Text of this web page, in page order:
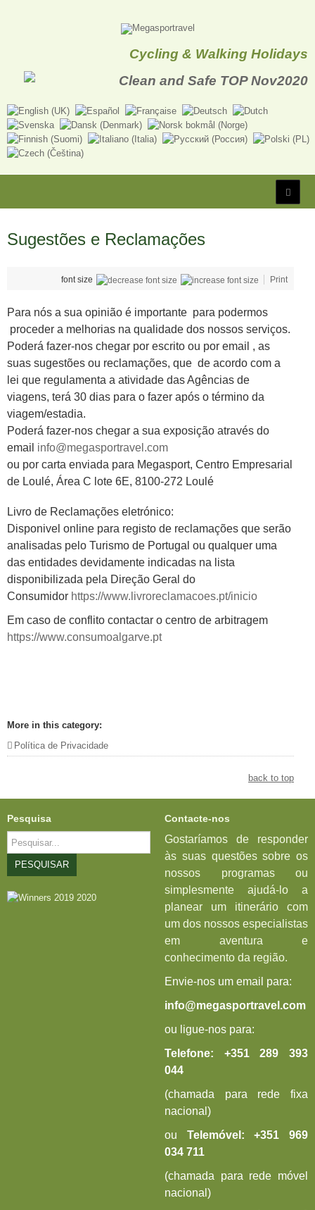
Cycling & Walking Holidays
Sugestões e Reclamações
font size Print
Para nós a sua opinião é importante para podermos
proceder a melhorias na qualidade dos nossos serviços.
Poderá fazer-nos chegar por escrito ou por email , as
suas sugestões ou reclamações, que de acordo com a
lei que regulamenta a atividade das Agências de
viagens, terá 30 dias para o fazer após o término da
viagem/estadia.
Poderá fazer-nos chegar a sua exposição através do
email info@megasportravel.com
ou por carta enviada para Megasport, Centro Empresarial
de Loulé, Área C lote 6E, 8100-272 Loulé
Livro de Reclamações eletrónico:
Disponivel online para registo de reclamações que serão
analisadas pelo Turismo de Portugal ou qualquer uma
das entidades devidamente indicadas na lista
disponibilizada pela Direção Geral do
Consumidor https://www.livroreclamacoes.pt/inicio
Em caso de conflito contactar o centro de arbitragem
https://www.consumoalgarve.pt
More in this category:
Política de Privacidade
back to top
Pesquisa
Pesquisar...
PESQUISAR
Contacte-nos
Gostaríamos de responder
às suas questões sobre os
nossos programas ou
simplesmente ajudá-lo a
planear um itinerário com
um dos nossos especialistas
em aventura e
conhecimento da região.
Envie-nos um email para:
info@megasportravel.com
ou ligue-nos para:
Telefone: +351 289 393
044
(chamada para rede fixa
nacional)
ou Telemóvel: +351 969
034 711
(chamada para rede móvel
nacional)